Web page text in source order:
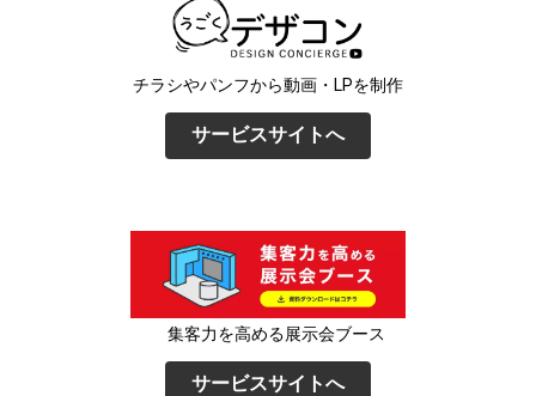
チラシやパンフから動画・LPを制作
サービスサイトへ
集客力を高める展示会ブース
サービスサイトへ